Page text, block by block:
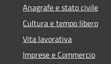
Anagrafe e stato civile
Cultura e tempo libero
Vita lavorativa
Imprese e Commercio